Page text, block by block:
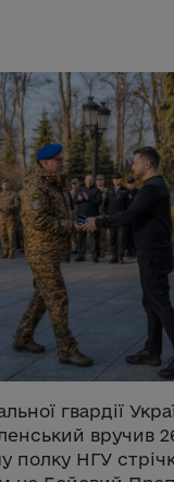
гвардії
вручив
полку НГУ